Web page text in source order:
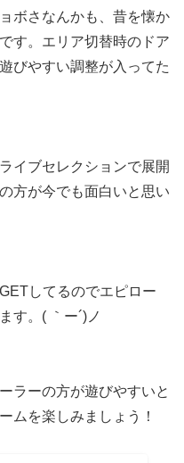
ボさなんかも、昔を懐か
す。エリア切替時のドア
びやすい調整が入ってた
イブセレクションで展開
方が今でも面白いと思い
してるのでエピロー
す。( ｀ー´)ノ
ラーの方が遊びやすいと
ムを楽しみましょう！